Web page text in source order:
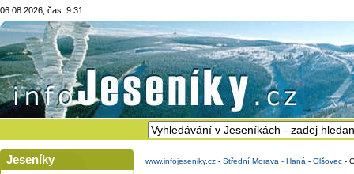
06.08.2026, čas: 9:31
Jeseníky www.infojeseniky.cz - Střední Morava - Haná - Olšovec -